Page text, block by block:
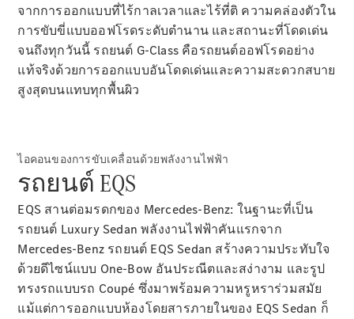
All SUVs
Maybach
EQS SUV
ไฟฟ้า 100%
GLA
GLC
GLC Coupé
GLE
GLS
Mercedes-
Maybach
GLS
จากการออกแบบที่ไร้กาลเวลาและไร้ที่ติ ความคล่องตัวใน
การขับขี่แบบออฟโรดระดับตำนาน และสถานะที่โดดเด่น
จนถึงทุกวันนี้ รถยนต์ G-Class คือรถยนต์ออฟโรดอย่าง
แท้จริงด้วยการออกแบบอันโดดเด่นและความสะดวกสบาย
สูงสุดบนแทบทุกพื้นผิว
ไอคอนของการขับเคลื่อนด้วยพลังงานไฟฟ้า
รถยนต์ EQS
EQS สานต่อมรดกของ Mercedes-Benz: ในฐานะที่เป็น
รถยนต์ Luxury Sedan พลังงานไฟฟ้าคันแรกจาก
Mercedes-Benz รถยนต์ EQS Sedan สร้างความประทับใจ
ด้วยดีไซน์แบบ One-Bow อันประณีตและสง่างาม และรูป
ทรงรถแบบรถ Coupé ซึ่งมาพร้อมความหรูหราร่วมสมัย
แม้แต่การออกแบบห้องโดยสารภายในของ EQS Sedan ก็